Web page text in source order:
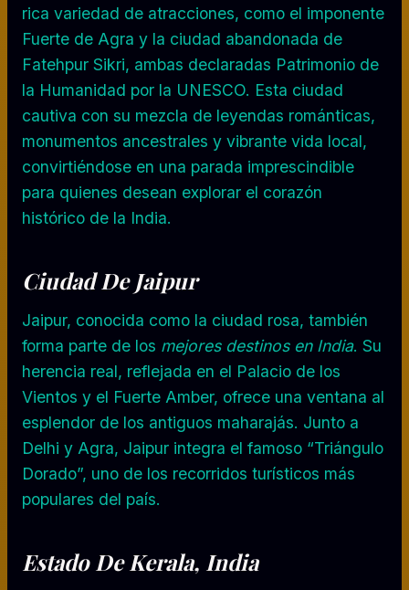
rica variedad de atracciones, como el imponente
Fuerte de Agra y la ciudad abandonada de
Fatehpur Sikri, ambas declaradas Patrimonio de
la Humanidad por la UNESCO. Esta ciudad
cautiva con su mezcla de leyendas románticas,
monumentos ancestrales y vibrante vida local,
convirtiéndose en una parada imprescindible
para quienes desean explorar el corazón
histórico de la India.
Ciudad De Jaipur
Jaipur, conocida como la ciudad rosa, también
forma parte de los mejores destinos en India. Su
herencia real, reflejada en el Palacio de los
Vientos y el Fuerte Amber, ofrece una ventana al
esplendor de los antiguos maharajás. Junto a
Delhi y Agra, Jaipur integra el famoso “Triángulo
Dorado”, uno de los recorridos turísticos más
populares del país.
Estado De Kerala, India